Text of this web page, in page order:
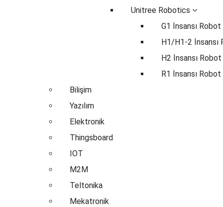
Unitree Robotics
G1 İnsansı Robot
H1/H1-2 İnsansı
H2 İnsansı Robot
R1 İnsansı Robot
Bilişim
Yazılım
Elektronik
Thingsboard
IOT
M2M
Teltonika
Mekatronik